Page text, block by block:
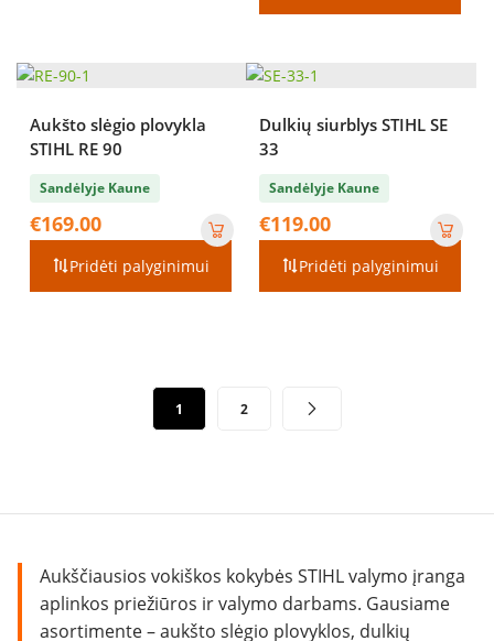
Aukšto slėgio plovykla
STIHL RE 90
Sandėlyje Kaune
€169.00
Pridėti palyginimui
Dulkių siurblys STIHL SE
33
Sandėlyje Kaune
€119.00
Pridėti palyginimui
1 2
Aukščiausios vokiškos kokybės STIHL valymo įranga
aplinkos priežiūros ir valymo darbams. Gausiame
asortimente – aukšto slėgio plovyklos, dulkių